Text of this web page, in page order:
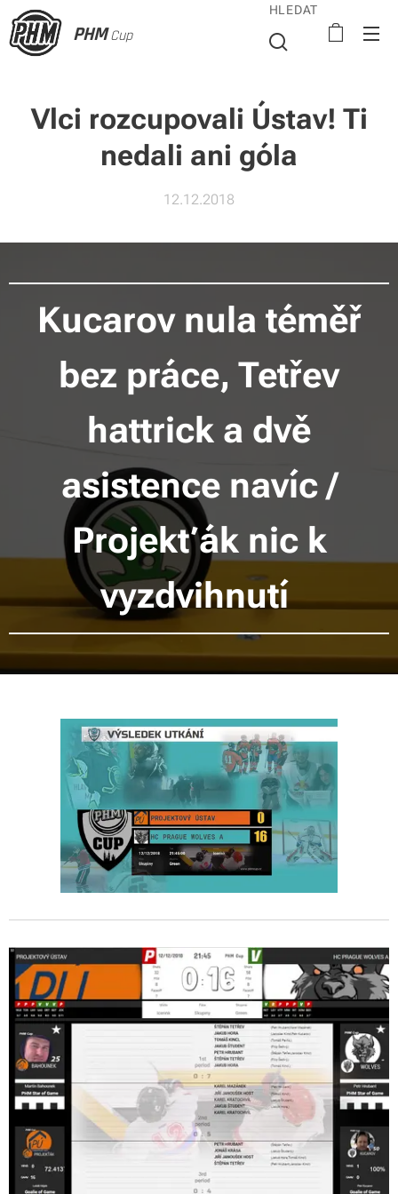
PHMCup
HLEDAT
Vlci rozcupovali Ústav! Ti
nedali ani góla
12.12.2018
Kucarov nula téměř
bez práce, Tetřev
hattrick a dvě
asistence navíc /
Projekťák nic k
vyzdvihnutí